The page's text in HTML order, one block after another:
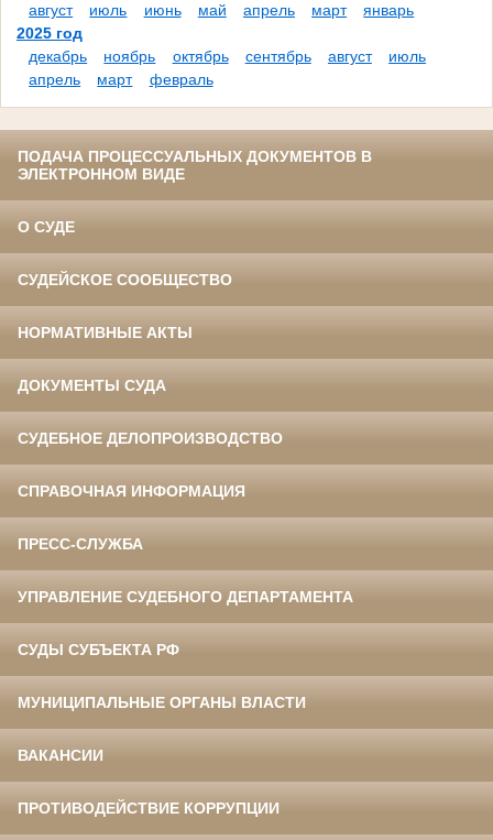
август
июль июнь май апрель март
январь
2025 год
декабрь
ноябрь октябрь сентябрь август
июль
апрель
март февраль
ПОДАЧА ПРОЦЕССУАЛЬНЫХ ДОКУМЕНТОВ В
ЭЛЕКТРОННОМ ВИДЕ
О СУДЕ
СУДЕЙСКОЕ СООБЩЕСТВО
НОРМАТИВНЫЕ АКТЫ
ДОКУМЕНТЫ СУДА
СУДЕБНОЕ ДЕЛОПРОИЗВОДСТВО
СПРАВОЧНАЯ ИНФОРМАЦИЯ
ПРЕСС-СЛУЖБА
УПРАВЛЕНИЕ СУДЕБНОГО ДЕПАРТАМЕНТА
СУДЫ СУБЪЕКТА РФ
МУНИЦИПАЛЬНЫЕ ОРГАНЫ ВЛАСТИ
ВАКАНСИИ
ПРОТИВОДЕЙСТВИЕ КОРРУПЦИИ